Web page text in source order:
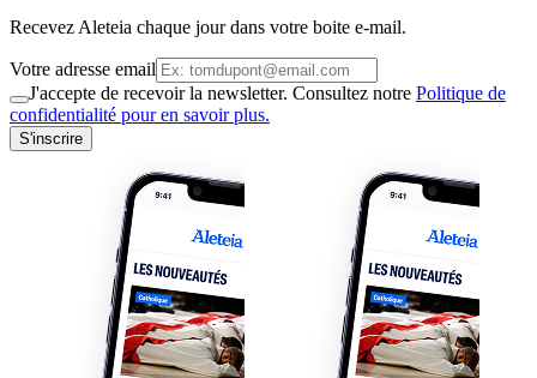
Recevez Aleteia chaque jour dans votre boite e-mail.
Votre adresse email
J'accepte de recevoir la newsletter. Consultez notre Politique de
confidentialité pour en savoir plus.
S'inscrire